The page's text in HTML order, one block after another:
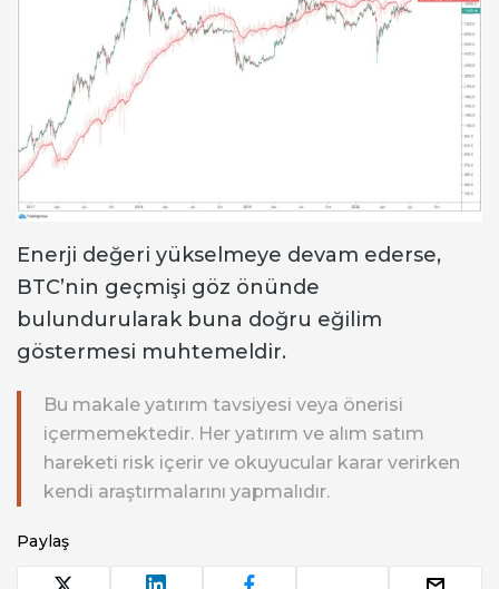
Enerji değeri yükselmeye devam ederse,
BTC’nin geçmişi göz önünde
bulundurularak buna doğru eğilim
göstermesi muhtemeldir.
Bu makale yatırım tavsiyesi veya önerisi
içermemektedir. Her yatırım ve alım satım
hareketi risk içerir ve okuyucular karar verirken
kendi araştırmalarını yapmalıdır.
Paylaş